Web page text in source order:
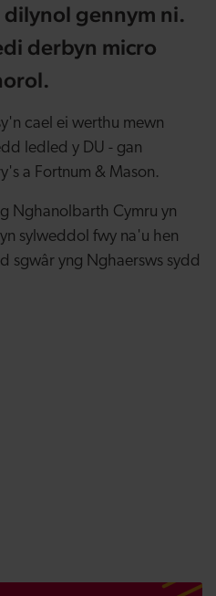
gennym ni.
derbyn micro
cael ei werthu mewn
ledled y DU - gan
a Fortnum & Mason.
Nghanolbarth Cymru yn
sylweddol fwy na'u hen
sgwâr yng Nghaersws sydd